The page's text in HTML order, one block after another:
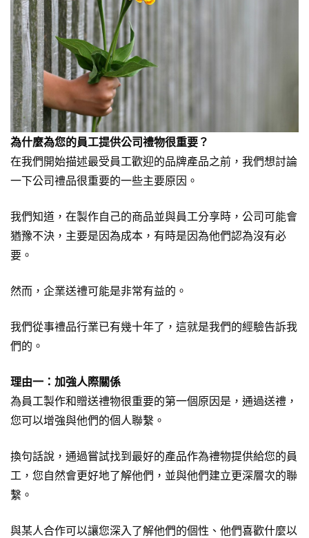
為什麼為您的員工提供公司禮物很重要？
在我們開始描述最受員工歡迎的品牌產品之前，我們想討論
一下公司禮品很重要的一些主要原因。
我們知道，在製作自己的商品並與員工分享時，公司可能會
猶豫不決，主要是因為成本，有時是因為他們認為沒有必
要。
然而，企業送禮可能是非常有益的。
我們從事禮品行業已有幾十年了，這就是我們的經驗告訴我
們的。
理由一：加強人際關係
為員工製作和贈送禮物很重要的第一個原因是，通過送禮，
您可以增強與他們的個人聯繫。
換句話說，通過嘗試找到最好的產品作為禮物提供給您的員
工，您自然會更好地了解他們，並與他們建立更深層次的聯
繫。
與某人合作可以讓您深入了解他們的個性、他們喜歡什麼以